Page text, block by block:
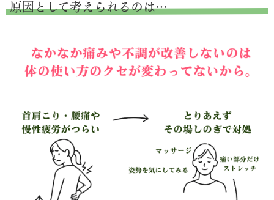
原因として考えられるのは…